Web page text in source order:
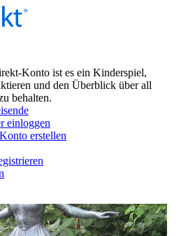
Konto ist es ein Kinderspiel,
und den Überblick über all
behalten.
einloggen
erstellen